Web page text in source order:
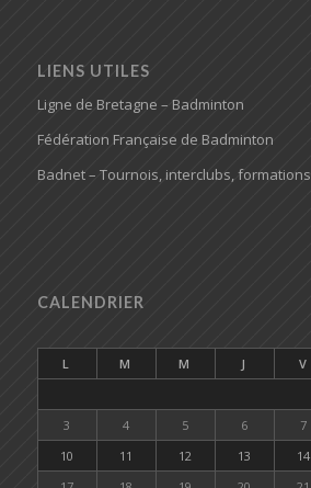
LIENS UTILES
Ligne de Bretagne – Badminton
Fédération Française de Badminton
Badnet – Tournois, interclubs, formations
CALENDRIER
L M M J V
3
4 5 6 7
10
11 12 13 14